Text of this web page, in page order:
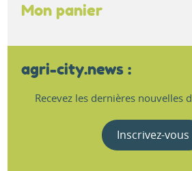
Mon panier
agri-city.news :
Recevez les dernières nouvelles
Inscrivez-vous